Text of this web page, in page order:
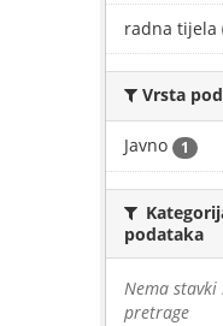
radna tijela
Vrsta
Javno 1
podataka
Nema
pretrage